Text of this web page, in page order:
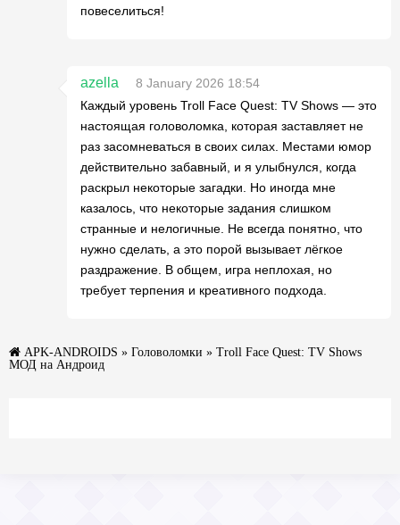
повеселиться!
azella
8 January 2026 18:54
Каждый уровень Troll Face Quest: TV Shows — это
настоящая головоломка, которая заставляет не
раз засомневаться в своих силах. Местами юмор
действительно забавный, и я улыбнулся, когда
раскрыл некоторые загадки. Но иногда мне
казалось, что некоторые задания слишком
странные и нелогичные. Не всегда понятно, что
нужно сделать, а это порой вызывает лёгкое
раздражение. В общем, игра неплохая, но
требует терпения и креативного подхода.
APK-ANDROIDS » Головоломки » Troll Face Quest: TV Shows
МОД на Андроид